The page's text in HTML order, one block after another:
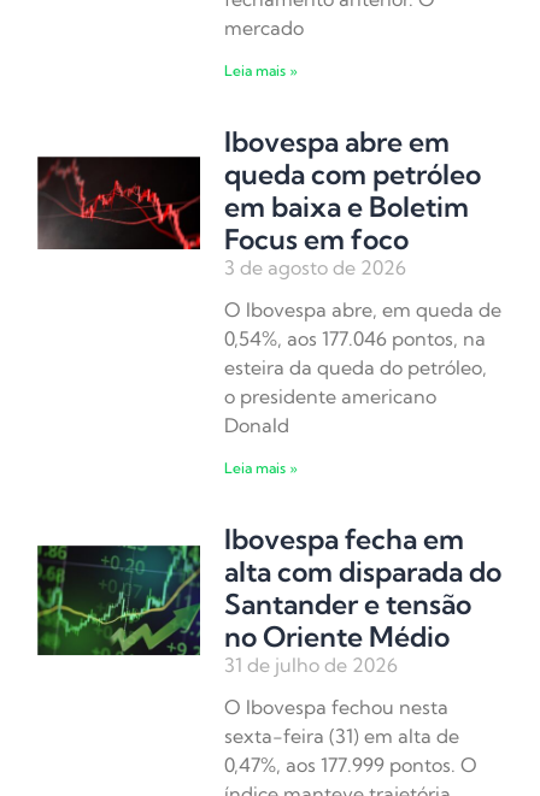
mercado
Leia mais »
Ibovespa abre em
queda com petróleo
em baixa e Boletim
Focus em foco
3 de agosto de 2026
O Ibovespa abre, em queda de
0,54%, aos 177.046 pontos, na
esteira da queda do petróleo,
o presidente americano
Donald
Leia mais »
Ibovespa fecha em
alta com disparada do
Santander e tensão
no Oriente Médio
31 de julho de 2026
O Ibovespa fechou nesta
sexta-feira (31) em alta de
0,47%, aos 177.999 pontos. O